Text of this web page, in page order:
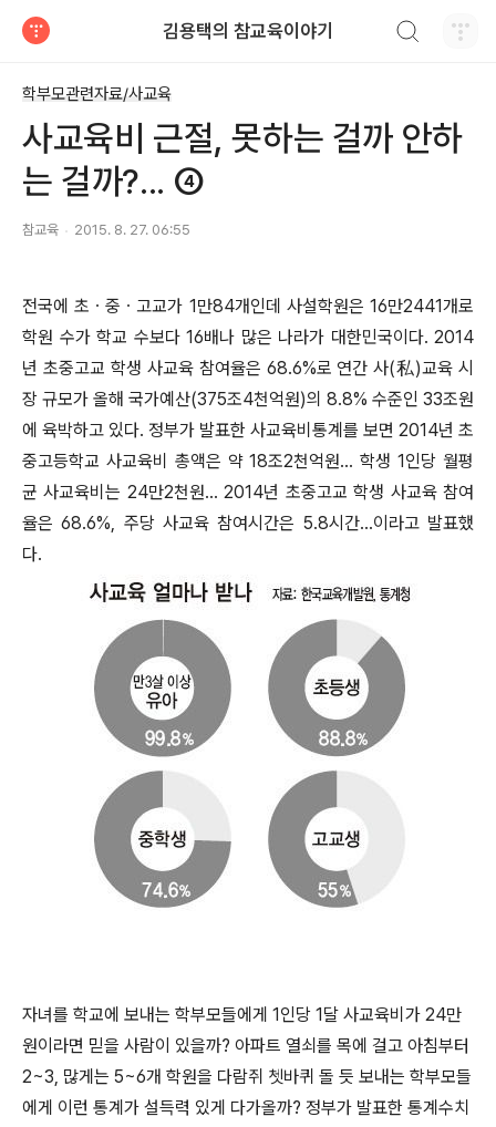
김용택의 참교육이야기
학부모관련자료/사교육
사교육비 근절, 못하는 걸까 안하
는 걸까?... ④
참교육 2015. 8. 27. 06:55
전국에 초ㆍ중ㆍ고교가 1만84개인데 사설학원은 16만2441개로
학원 수가 학교 수보다 16배나 많은 나라가 대한민국이다. 2014
년 초중고교 학생 사교육 참여율은 68.6%로 연간 사(私)교육 시
장 규모가 올해 국가예산(375조4천억원)의 8.8% 수준인 33조원
에 육박하고 있다. 정부가 발표한 사교육비통계를 보면 2014년 초
중고등학교 사교육비 총액은 약 18조2천억원... 학생 1인당 월평
균 사교육비는 24만2천원... 2014년 초중고교 학생 사교육 참여
율은 68.6%, 주당 사교육 참여시간은 5.8시간...이라고 발표했
다.
자녀를 학교에 보내는 학부모들에게 1인당 1달 사교육비가 24만
원이라면 믿을 사람이 있을까? 아파트 열쇠를 목에 걸고 아침부터
2~3, 많게는 5~6개 학원을 다람쥐 쳇바퀴 돌 듯 보내는 학부모들
에게 이런 통계가 설득력 있게 다가올까? 정부가 발표한 통계수치